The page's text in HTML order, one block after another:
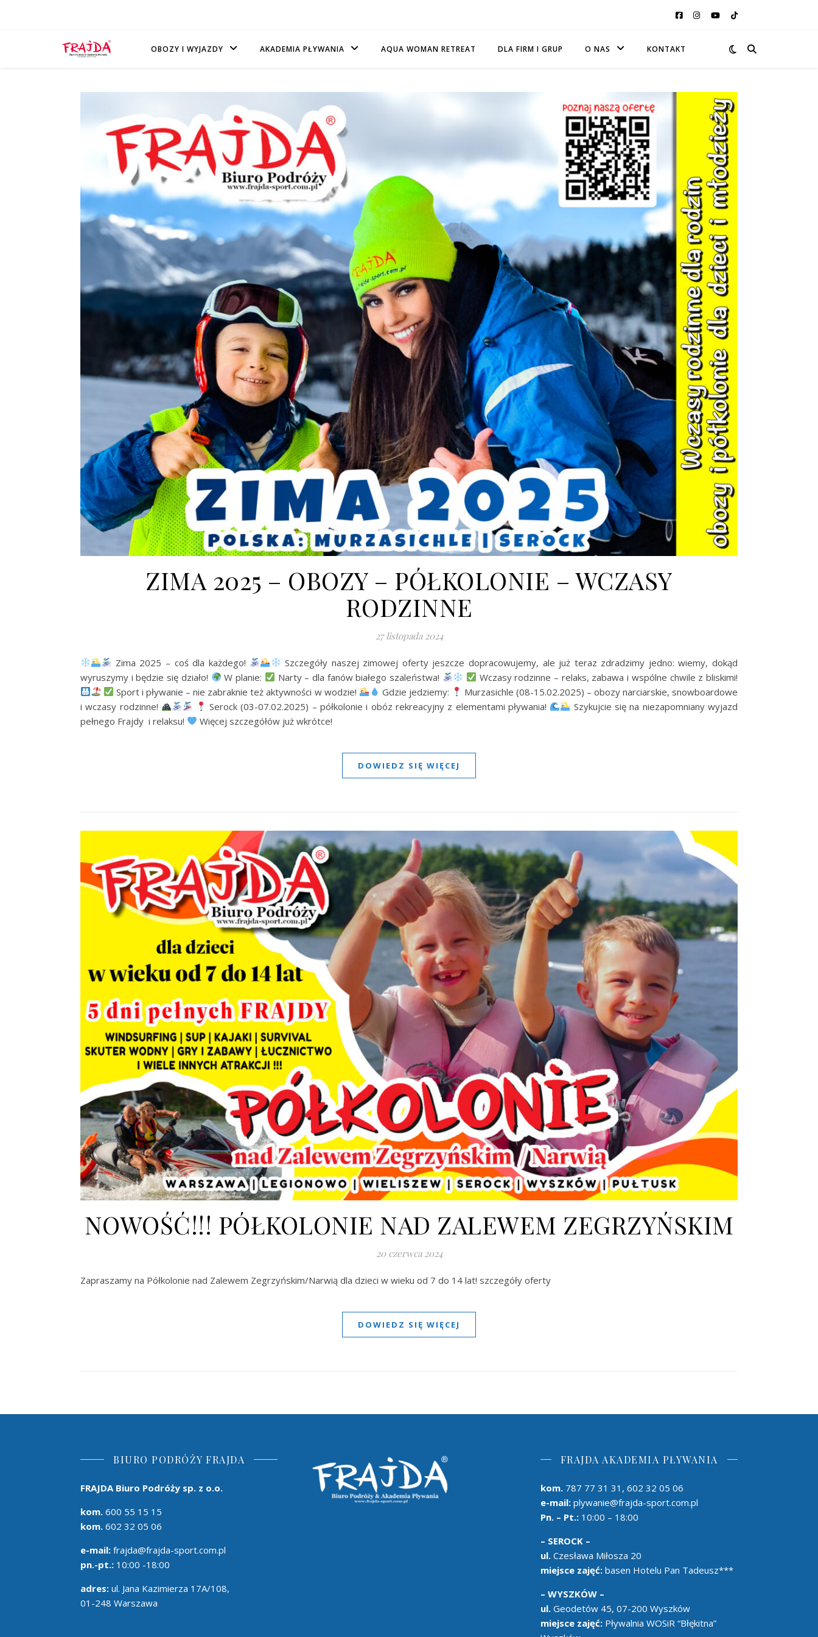
OBOZY I WYJAZDY AKADEMIA PŁYWANIA AQUA WOMAN RETREAT DLA FIRM I GRUP O NAS KONTAKT
ZIMA 2025 – OBOZY – PÓŁKOLONIE – WCZASY
RODZINNE
27 listopada 2024
Zima 2025 – coś dla każdego!
Szczegóły naszej zimowej oferty jeszcze dopracowujemy, ale już teraz zdradzimy jedno: wiemy, dokąd
wyruszymy i będzie się działo!
W planie: Narty – dla fanów białego szaleństwa!
Wczasy rodzinne – relaks, zabawa i wspólne chwile z bliskimi!
Sport i pływanie – nie zabraknie też aktywności w wodzie!
Gdzie jedziemy:
Murzasichle (08-15.02.2025) – obozy narciarskie, snowboardowe
i wczasy rodzinne!
Serock (03-07.02.2025) – półkolonie i obóz rekreacyjny z elementami pływania!
Szykujcie się na niezapomniany wyjazd
pełnego Frajdy i relaksu!
Więcej szczegółów już wkrótce!
DOWIEDZ SIĘ WIĘCEJ
NOWOŚĆ!!! PÓŁKOLONIE NAD ZALEWEM ZEGRZYŃSKIM
20 czerwca 2024
Zapraszamy na Półkolonie nad Zalewem Zegrzyńskim/Narwią dla dzieci w wieku od 7 do 14 lat! szczegóły oferty
DOWIEDZ SIĘ WIĘCEJ
BIURO PODRÓŻY FRAJDA
FRAJDA Biuro Podróży sp. z o.o.
kom. 600 55 15 15
kom. 602 32 05 06
e-mail: frajda@frajda-sport.com.pl
pn.-pt.: 10:00 -18:00
adres: ul. Jana Kazimierza 17A/108,
01-248 Warszawa
FRAJDA AKADEMIA PŁYWANIA
kom. 787 77 31 31, 602 32 05 06
e-mail: plywanie@frajda-sport.com.pl
Pn. – Pt.: 10:00 – 18:00
– SEROCK –
ul. Czesława Miłosza 20
miejsce zajęć: basen Hotelu Pan Tadeusz***
– WYSZKÓW –
ul. Geodetów 45, 07-200 Wyszków
miejsce zajęć: Pływalnia WOSiR “Błękitna”